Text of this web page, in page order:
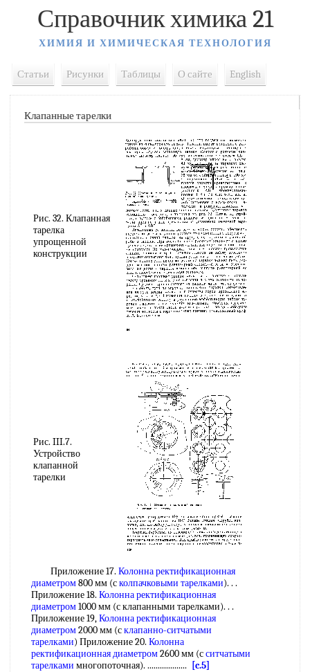
Справочник химика 21
ХИМИЯ И ХИМИЧЕСКАЯ ТЕХНОЛОГИЯ
Статьи Рисунки Таблицы О сайте English
Клапанные тарелки
Рис. 32. Клапанная
тарелка
упрощенной
конструкции
Рис. III.7.
Устройство
клапанной
тарелки
Приложение 17. Колонна ректификационная
диаметром800 мм (сколпачковыми тарелками). . .
Приложение 18. Колонна ректификационная
диаметром1000 мм (с клапанными тарелками). . .
Приложение 19,Колонна ректификационная
диаметром2000 мм (склапанно-ситчатыми
тарелками) Приложение 20. Колонна
ректификационная диаметром2600 мм (сситчатыми
тарелками многопоточная). ...................
[c.5]